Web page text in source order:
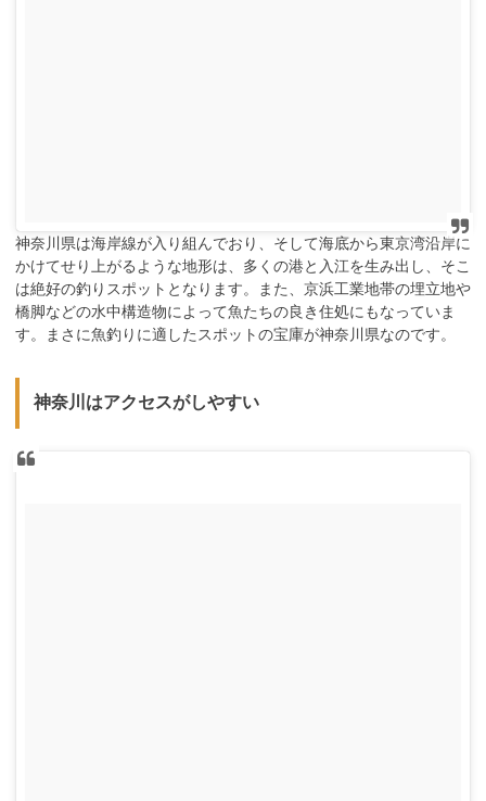
神奈川県は海岸線が入り組んでおり、そして海底から東京湾沿岸に
かけてせり上がるような地形は、多くの港と入江を生み出し、そこ
は絶好の釣りスポットとなります。また、京浜工業地帯の埋立地や
橋脚などの水中構造物によって魚たちの良き住処にもなっていま
す。まさに魚釣りに適したスポットの宝庫が神奈川県なのです。
神奈川はアクセスがしやすい